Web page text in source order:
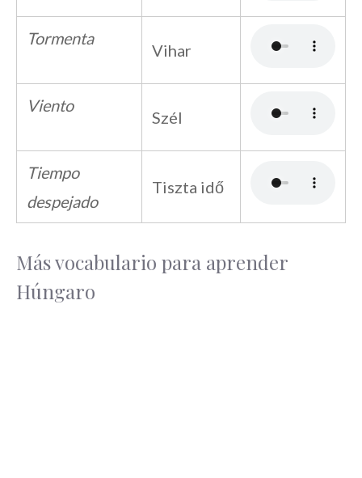
Tormenta
Vihar
Viento
Szél
Tiempo
despejado
Tiszta idő
Más vocabulario para aprender
Húngaro